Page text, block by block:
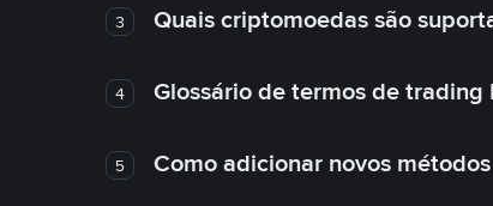
3 Quais criptomoedas são
4 Glossário de termos de trading
5 Como adicionar novos